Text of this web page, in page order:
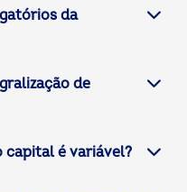
da
de
capital é variável?